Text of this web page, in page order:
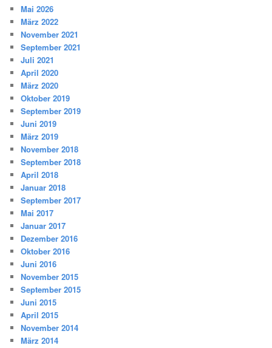
Mai 2026
März 2022
November 2021
September 2021
Juli 2021
April 2020
März 2020
Oktober 2019
September 2019
Juni 2019
März 2019
November 2018
September 2018
April 2018
Januar 2018
September 2017
Mai 2017
Januar 2017
Dezember 2016
Oktober 2016
Juni 2016
November 2015
September 2015
Juni 2015
April 2015
November 2014
März 2014